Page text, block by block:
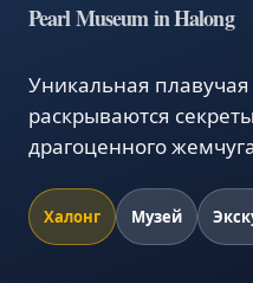
Pearl Museum in Halong
Уникальная
раскрываются
драгоценного
Халонг Музей